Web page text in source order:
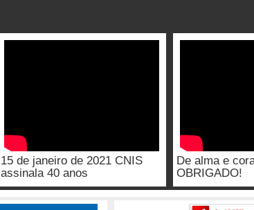
15 de janeiro de 2021 CNIS
assinala 40 anos
De alma e
OBRIGADO!